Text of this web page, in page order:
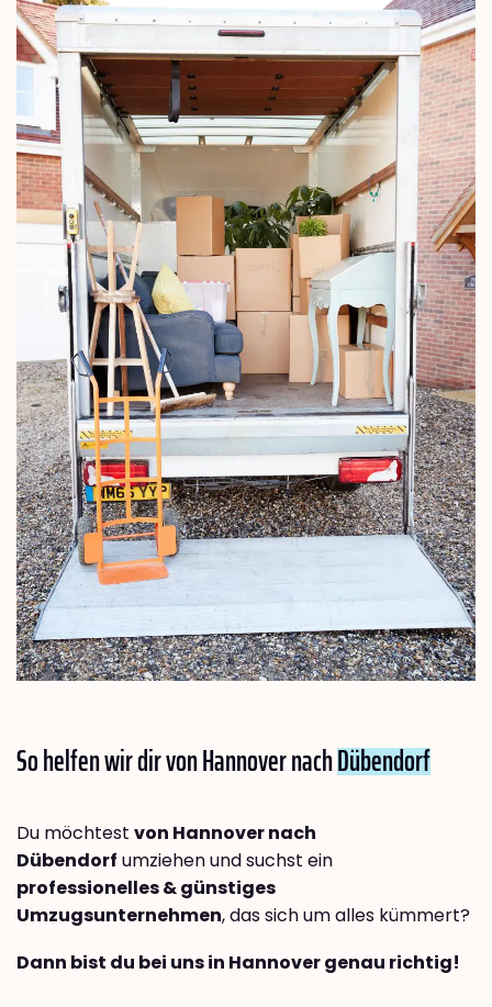
So helfen wir dir von Hannover nachDübendorf
Du möchtest von Hannover nach
Dübendorf umziehen und suchst ein
professionelles & günstiges
Umzugsunternehmen, das sich um alles kümmert?
Dann bist du bei uns in Hannover genau richtig!